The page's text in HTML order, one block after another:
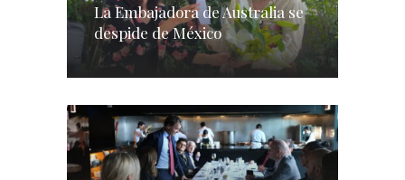
La Embajadora de Australia se
despide de México